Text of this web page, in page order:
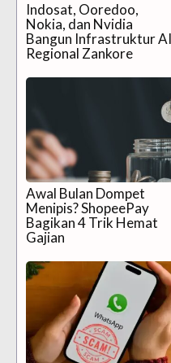
Indosat, Ooredoo,
Nokia, dan Nvidia
Bangun Infrastruktur AI
Regional Zankore
Awal Bulan Dompet
Menipis? ShopeePay
Bagikan 4 Trik Hemat
Gajian